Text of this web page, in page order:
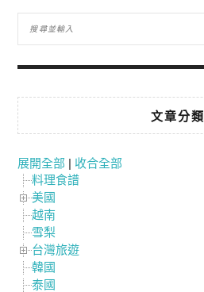
文章分類
展開全部 | 收合全部
料理食譜
美國
越南
雪梨
台灣旅遊
韓國
泰國